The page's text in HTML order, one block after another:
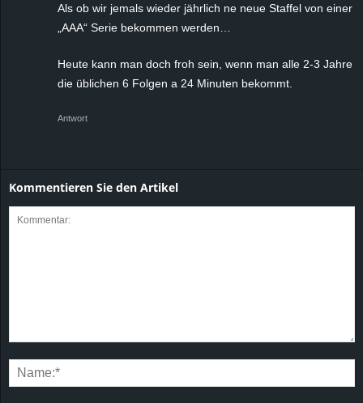
Als ob wir jemals wieder jährlich ne neue Staffel von einer
„AAA“ Serie bekommen werden…
Heute kann man doch froh sein, wenn man alle 2-3 Jahre
die üblichen 6 Folgen a 24 Minuten bekommt.
Antwort
Kommentieren Sie den Artikel